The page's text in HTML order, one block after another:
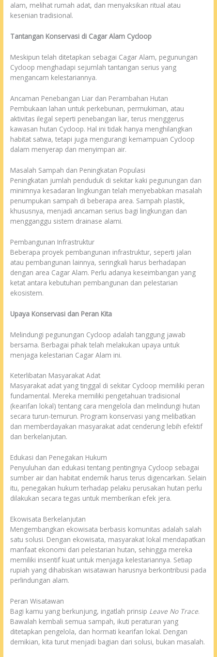
alam, melihat rumah adat, dan menyaksikan ritual atau
kesenian tradisional.
Tantangan Konservasi di Cagar Alam Cycloop
Meskipun telah ditetapkan sebagai Cagar Alam, pegunungan
Cycloop menghadapi sejumlah tantangan serius yang
mengancam kelestariannya.
Ancaman Penebangan Liar dan Perambahan Hutan
Pembukaan lahan untuk perkebunan, permukiman, atau
aktivitas ilegal seperti penebangan liar, terus menggerus
kawasan hutan Cycloop. Hal ini tidak hanya menghilangkan
habitat satwa, tetapi juga mengurangi kemampuan Cycloop
dalam menyerap dan menyimpan air.
Masalah Sampah dan Peningkatan Populasi
Peningkatan jumlah penduduk di sekitar kaki pegunungan dan
minimnya kesadaran lingkungan telah menyebabkan masalah
penumpukan sampah di beberapa area. Sampah plastik,
khususnya, menjadi ancaman serius bagi lingkungan dan
mengganggu sistem drainase alami.
Pembangunan Infrastruktur
Beberapa proyek pembangunan infrastruktur, seperti jalan
atau pembangunan lainnya, seringkali harus berhadapan
dengan area Cagar Alam. Perlu adanya keseimbangan yang
ketat antara kebutuhan pembangunan dan pelestarian
ekosistem.
Upaya Konservasi dan Peran Kita
Melindungi pegunungan Cycloop adalah tanggung jawab
bersama. Berbagai pihak telah melakukan upaya untuk
menjaga kelestarian Cagar Alam ini.
Keterlibatan Masyarakat Adat
Masyarakat adat yang tinggal di sekitar Cycloop memiliki peran
fundamental. Mereka memiliki pengetahuan tradisional
(kearifan lokal) tentang cara mengelola dan melindungi hutan
secara turun-temurun. Program konservasi yang melibatkan
dan memberdayakan masyarakat adat cenderung lebih efektif
dan berkelanjutan.
Edukasi dan Penegakan Hukum
Penyuluhan dan edukasi tentang pentingnya Cycloop sebagai
sumber air dan habitat endemik harus terus digencarkan. Selain
itu, penegakan hukum terhadap pelaku perusakan hutan perlu
dilakukan secara tegas untuk memberikan efek jera.
Ekowisata Berkelanjutan
Mengembangkan ekowisata berbasis komunitas adalah salah
satu solusi. Dengan ekowisata, masyarakat lokal mendapatkan
manfaat ekonomi dari pelestarian hutan, sehingga mereka
memiliki insentif kuat untuk menjaga kelestariannya. Setiap
rupiah yang dihabiskan wisatawan harusnya berkontribusi pada
perlindungan alam.
Peran Wisatawan
Bagi kamu yang berkunjung, ingatlah prinsip Leave No Trace.
Bawalah kembali semua sampah, ikuti peraturan yang
ditetapkan pengelola, dan hormati kearifan lokal. Dengan
demikian, kita turut menjadi bagian dari solusi, bukan masalah.